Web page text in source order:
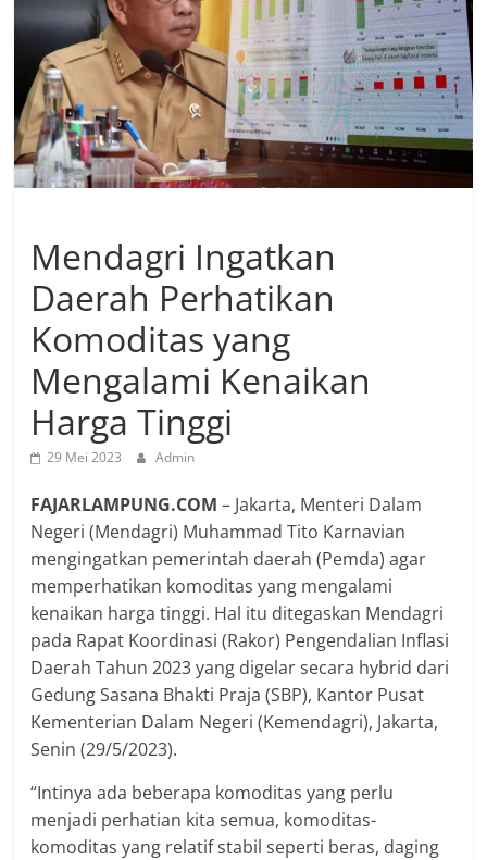
Mendagri Ingatkan
Daerah Perhatikan
Komoditas yang
Mengalami Kenaikan
Harga Tinggi
29 Mei 2023 Admin
FAJARLAMPUNG.COM – Jakarta, Menteri Dalam
Negeri (Mendagri) Muhammad Tito Karnavian
mengingatkan pemerintah daerah (Pemda) agar
memperhatikan komoditas yang mengalami
kenaikan harga tinggi. Hal itu ditegaskan Mendagri
pada Rapat Koordinasi (Rakor) Pengendalian Inflasi
Daerah Tahun 2023 yang digelar secara hybrid dari
Gedung Sasana Bhakti Praja (SBP), Kantor Pusat
Kementerian Dalam Negeri (Kemendagri), Jakarta,
Senin (29/5/2023).
“Intinya ada beberapa komoditas yang perlu
menjadi perhatian kita semua, komoditas-
komoditas yang relatif stabil seperti beras, daging